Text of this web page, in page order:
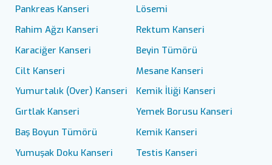
Pankreas Kanseri
Lösemi
Rahim Ağzı Kanseri
Rektum Kanseri
Karaciğer Kanseri
Beyin Tümörü
Cilt Kanseri
Mesane Kanseri
Yumurtalık (Over) Kanseri
Kemik İliği Kanseri
Gırtlak Kanseri
Yemek Borusu Kanseri
Baş Boyun Tümörü
Kemik Kanseri
Yumuşak Doku Kanseri
Testis Kanseri